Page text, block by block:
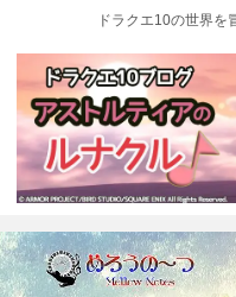
ドラクエ10の世界を